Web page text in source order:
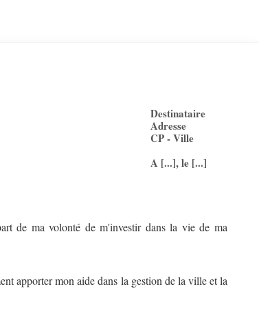
Destinataire
Adresse
CP - Ville
A [...], le [...]
de ma volonté de m'investir dans la vie de ma
apporter mon aide dans la gestion de la ville et la